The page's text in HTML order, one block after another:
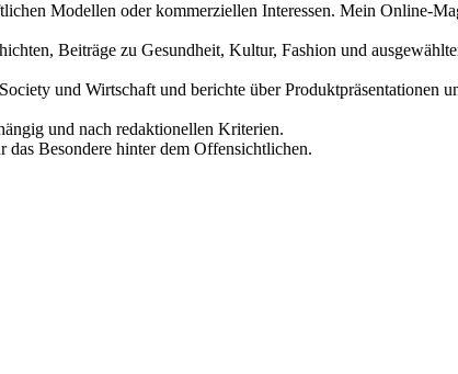
Modellen oder kommerziellen Interessen. Mein Online-
Beiträge zu Gesundheit, Kultur, Fashion und
und Wirtschaft und berichte über Produktpräsentationen
und nach redaktionellen Kriterien.
Besondere hinter dem Offensichtlichen.